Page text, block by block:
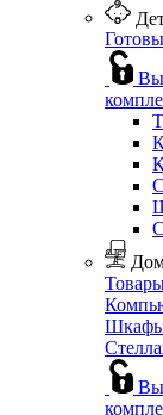
Вы
Вы